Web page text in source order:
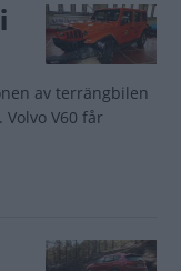
av terrängbilen
V60 får